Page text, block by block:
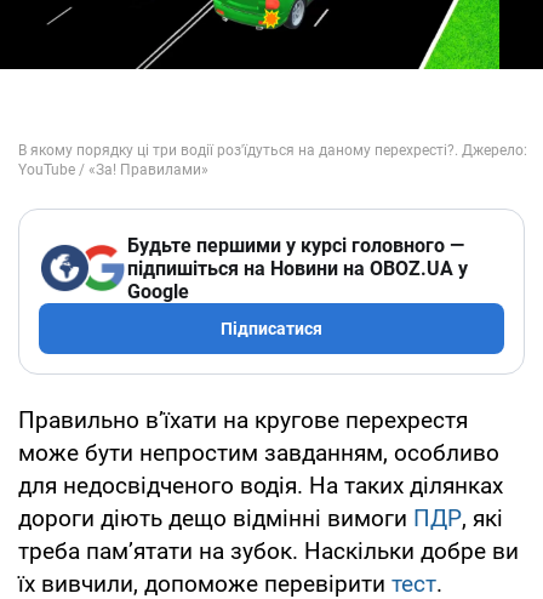
Будьте першими у курсі головного —
підпишіться на Новини на OBOZ.UA у
Google
Підписатися
Правильно в’їхати на кругове перехрестя
може бути непростим завданням, особливо
для недосвідченого водія. На таких ділянках
дороги діють дещо відмінні вимоги ПДР, які
треба пам’ятати на зубок. Наскільки добре ви
їх вивчили, допоможе перевірити тест.